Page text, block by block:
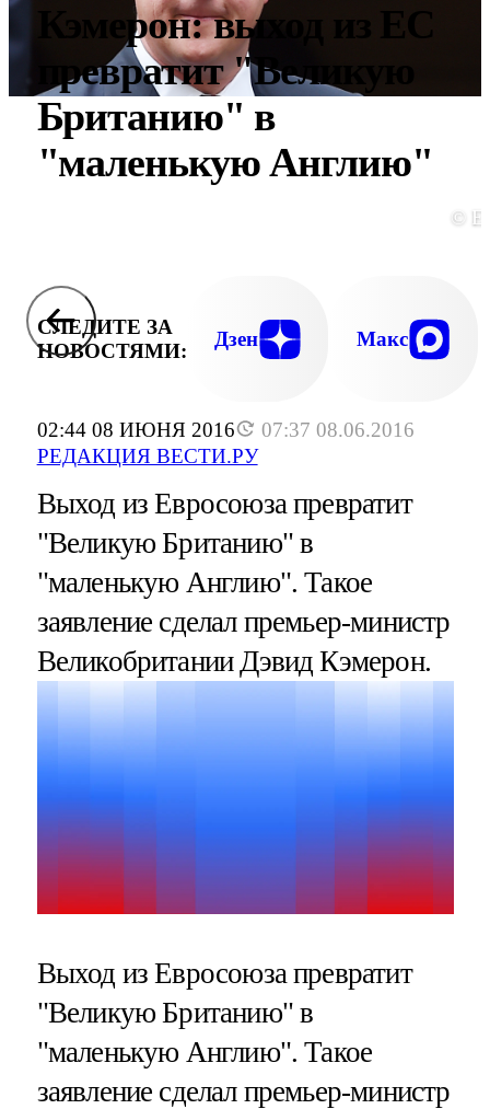
02:44 08 ИЮНЯ 2016
07:37 08.06.2016
РЕДАКЦИЯ ВЕСТИ.РУ
Кэмерон: выход из ЕС
превратит "Великую
Британию" в
"маленькую Англию"
©
СЛЕДИТЕ ЗА
НОВОСТЯМИ:
Дзен Макс
Выход из Евросоюза превратит
"Великую Британию" в
"маленькую Англию". Такое
заявление сделал премьер-министр
Великобритании Дэвид Кэмерон.
Выход из Евросоюза превратит
"Великую Британию" в
"маленькую Англию". Такое
заявление сделал премьер-министр